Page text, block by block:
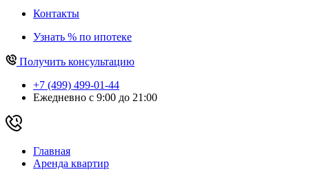
Контакты
Узнать % по ипотеке
Получить консультацию
+7 (499) 499-01-44
Ежедневно с 9:00 до 21:00
Главная
Аренда квартир